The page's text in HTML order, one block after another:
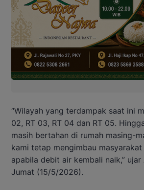
“Wilayah yang terdampak saat ini
02, RT 03, RT 04 dan RT 05.
masih bertahan di rumah masing-
kami tetap mengimbau
apabila debit air kembali naik,” ujar
Jumat (15/5/2026).